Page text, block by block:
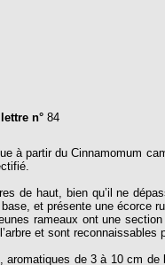
n°84
à partir du Cinnamomum
de haut, bien qu’il ne
et présente une écorce
rameaux ont une
et sont reconnaissables
aromatiques de 3 à 10 cm